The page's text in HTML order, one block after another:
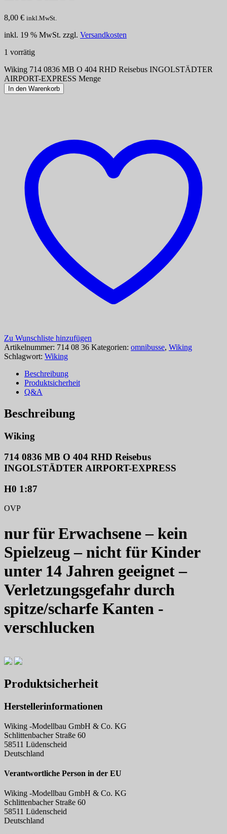
8,00 € inkl.MwSt.
inkl. 19 % MwSt. zzgl. Versandkosten
1 vorrätig
Wiking 714 0836 MB O 404 RHD Reisebus INGOLSTÄDTER
AIRPORT-EXPRESS Menge
In den Warenkorb
Zu Wunschliste hinzufügen
Artikelnummer: 714 08 36 Kategorien: omnibusse, Wiking
Schlagwort: Wiking
Beschreibung
Produktsicherheit
Q&A
Beschreibung
Wiking
714 0836 MB O 404 RHD Reisebus
INGOLSTÄDTER AIRPORT-EXPRESS
H0 1:87
OVP
nur für Erwachsene – kein
Spielzeug – nicht für Kinder
unter 14 Jahren geeignet –
Verletzungsgefahr durch
spitze/scharfe Kanten -
verschlucken
Produktsicherheit
Herstellerinformationen
Wiking -Modellbau GmbH & Co. KG
Schlittenbacher Straße 60
58511 Lüdenscheid
Deutschland
Verantwortliche Person in der EU
Wiking -Modellbau GmbH & Co. KG
Schlittenbacher Straße 60
58511 Lüdenscheid
Deutschland